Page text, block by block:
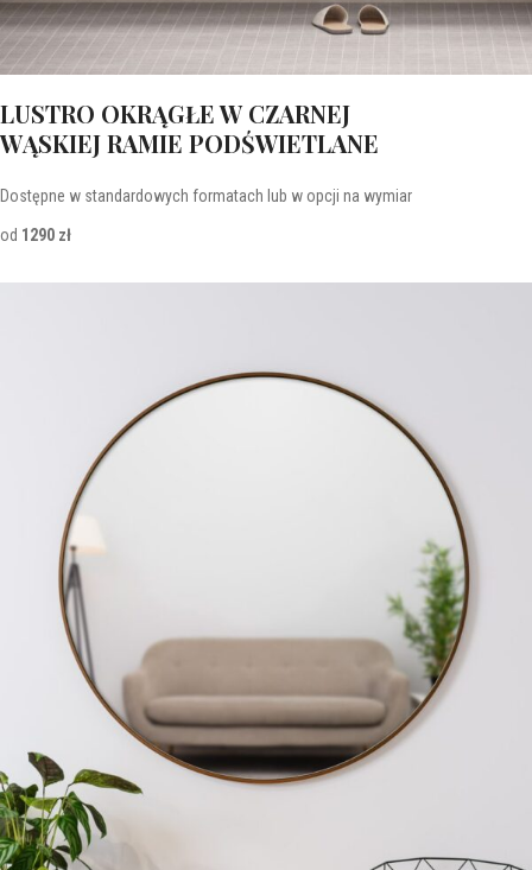
LUSTRO OKRĄGŁE W CZARNEJ
WĄSKIEJ RAMIE PODŚWIETLANE
Dostępne w standardowych formatach lub w opcji na wymiar
od 1290 zł